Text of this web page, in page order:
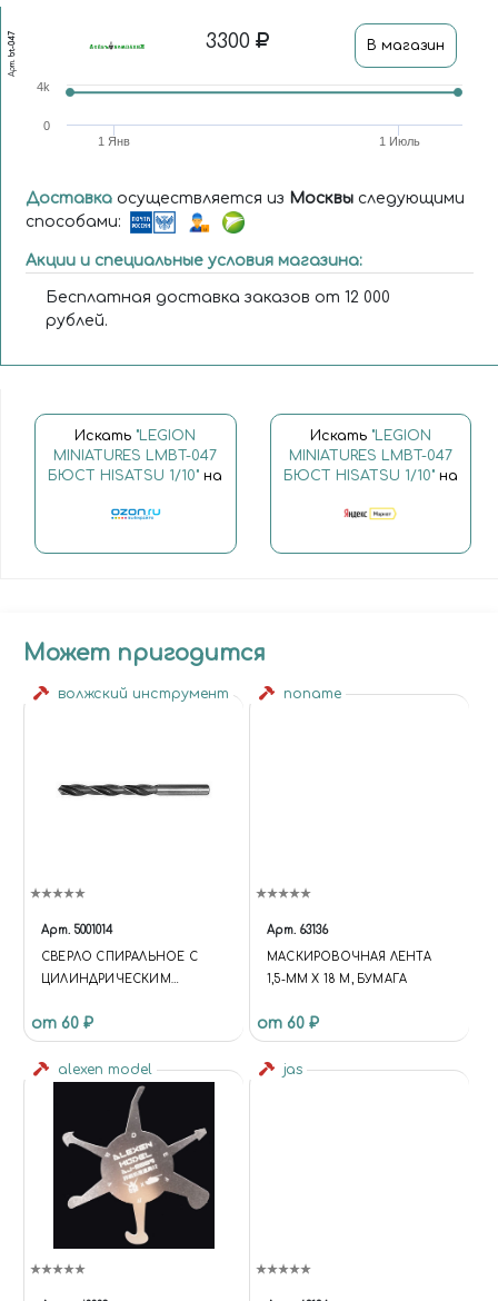
Арт.
bt-047 3300 В магазин
1 Янв 1 Июль
0
4k
Доставка осуществляется из Москвы следующими
способами:
Акции и специальные условия магазина:
Бесплатная доставка заказов от 12 000
рублей.
Искать "LEGION
MINIATURES LMBT-047
БЮСТ HISATSU 1/10" на
Искать "LEGION
MINIATURES LMBT-047
БЮСТ HISATSU 1/10"на
Может пригодится
волжский инструмент
Арт. 5001014
СВЕРЛО СПИРАЛЬНОЕ С
ЦИЛИНДРИЧЕСКИМ
от 60 ₽
noname
Арт. 63136
МАСКИРОВОЧНАЯ ЛЕНТА
1,5-ММ Х 18 М, БУМАГА
от 60 ₽
alexen model jas